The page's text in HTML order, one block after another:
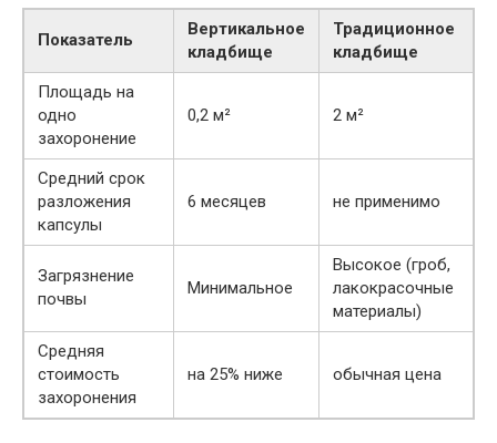
Показатель
Вертикальное
кладбище
Традиционное
кладбище
Площадь на
одно
захоронение
0,2 м² 2 м²
Средний срок
разложения
капсулы
6 месяцев не применимо
Загрязнение
почвы
Минимальное
Высокое (гроб,
лакокрасочные
материалы)
Средняя
стоимость
захоронения
на 25% ниже обычная цена